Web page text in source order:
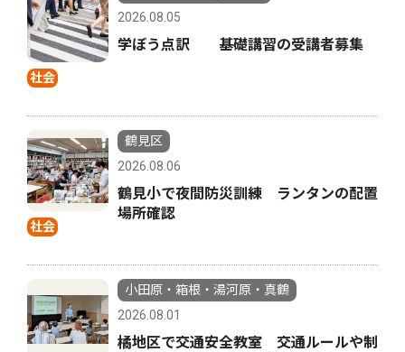
社会
2026.08.05
学ぼう点訳 基礎講習の受講者募集
社会
鶴見区
2026.08.06
鶴見小で夜間防災訓練 ランタンの配置
場所確認
小田原・箱根・湯河原・真鶴
2026.08.01
橘地区で交通安全教室 交通ルールや制